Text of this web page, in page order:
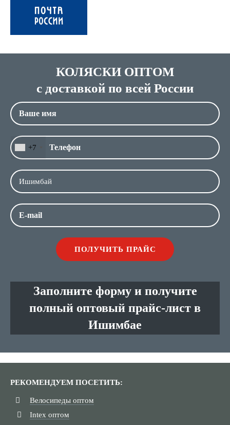
КОЛЯСКИ ОПТОМ
с доставкой по всей России
+7
Заполните форму и получите
полный оптовый прайс-лист в
Ишимбае
РЕКОМЕНДУЕМ ПОСЕТИТЬ:
Велосипеды оптом
Intex оптом